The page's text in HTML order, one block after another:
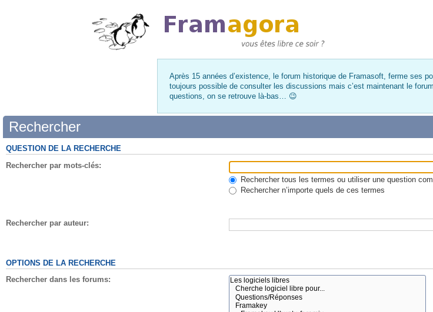
Après 15 années d’existence, le forum historique de Framasoft, ferme ses
toujours possible de consulter les discussions mais c’est maintenant le forum
questions, on se retrouve là-bas… 😉
Rechercher
QUESTION DE LA RECHERCHE
Rechercher par mots-clés:
Rechercher tous les termes ou utiliser une question
Rechercher n’importe quels de ces termes
Rechercher par auteur:
OPTIONS DE LA RECHERCHE
Rechercher dans les forums: